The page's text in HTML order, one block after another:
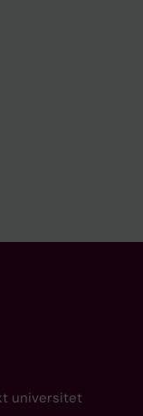
universitet